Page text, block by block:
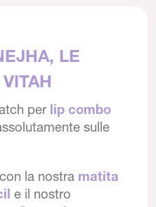
LE
per lip combo
sulle
la nostra matita
e il nostro